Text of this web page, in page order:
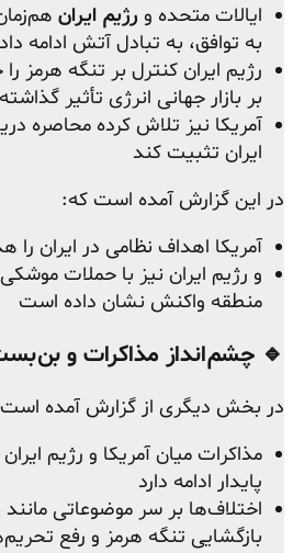
ایالات متحده و رژیم ایران
به توافق، به تبادل آتش ادامه
رژیم ایران کنترل بر تنگه هرمز
بر بازار جهانی انرژی تأثیر
آمریکا نیز تلاش کرده محاصره
ایران تثبیت کند
در این گزارش آمده است که:
آمریکا اهداف نظامی در ایران را
و رژیم ایران نیز با حملات
منطقه واکنش نشان داده است
🔹 چشم‌انداز مذاکرات و
در بخش دیگری از گزارش آمده
مذاکرات میان آمریکا و رژیم
پایدار ادامه دارد
اختلاف‌ها بر سر موضوعاتی
بازگشایی تنگه هرمز و رفع